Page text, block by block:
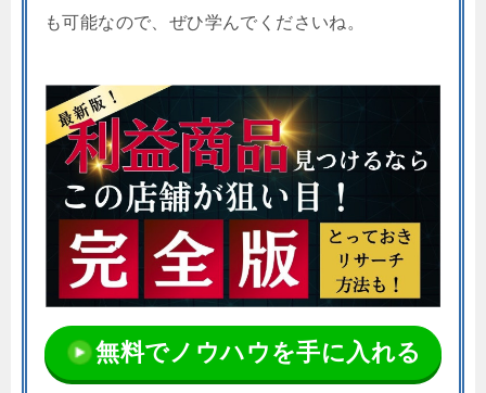
も可能なので、ぜひ学んでくださいね。
無料でノウハウを手に入れる